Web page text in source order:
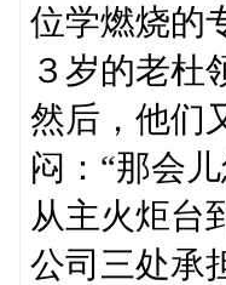
位学燃烧的
３岁的老杜
然后，他们
闷：“那会
从主火炬台
公司三处承